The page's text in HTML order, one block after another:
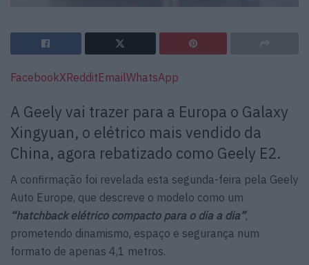
FacebookXRedditEmailWhatsApp
A Geely vai trazer para a Europa o Galaxy
Xingyuan, o elétrico mais vendido da
China, agora rebatizado como Geely E2.
A confirmação foi revelada esta segunda-feira pela Geely
Auto Europe, que descreve o modelo como um
“hatchback elétrico compacto para o dia a dia”,
prometendo dinamismo, espaço e segurança num
formato de apenas 4,1 metros.